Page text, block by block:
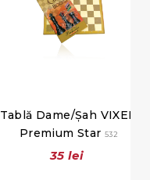
Tablă Dame/Șah VIXEN
Premium Star 532
35 lei